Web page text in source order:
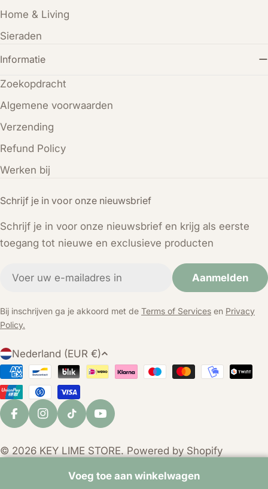
Schrijf je in voor onze nieuwsbrief
Schrijf je in voor onze nieuwsbrief en krijg als eerste
toegang tot nieuwe en exclusieve producten
Aanmelden
Bij inschrijven ga je akkoord met de Terms of Services en Privacy
Policy.
Home & Living
Sieraden
Informatie
Zoekopdracht
Algemene voorwaarden
Verzending
Refund Policy
Werken bij
L
a
n
d
/
e
g
Nederland (EUR €)
Betaalmethoden
FacebookInstagram
TikTokYouTube
© 2026 KEY LIME STORE. Powered by Shopify
Voeg toe aan winkelwagen